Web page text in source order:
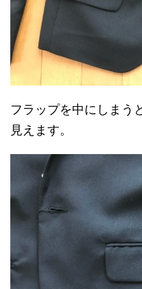
フラップを中にしまう
見えます。